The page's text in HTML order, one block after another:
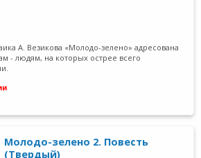
А. Везикова «Молодо-зелено» адресована
- людям, на которых острее всего
Молодо-зелено 2. Повесть
(Твердый)